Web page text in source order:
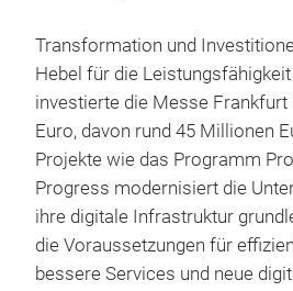
Transformation und
Hebel für die
investierte die Messe Frankfurt
Euro, davon rund 45 Millionen
Projekte wie das Programm
Progress modernisiert die
ihre digitale Infrastruktur
die Voraussetzungen für
bessere Services und neue